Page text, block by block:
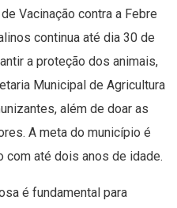
Vacinação contra a Febre
continua até dia 30 de
a proteção dos animais,
Municipal de Agricultura
além de doar as
A meta do município é
com até dois anos de idade.
é fundamental para